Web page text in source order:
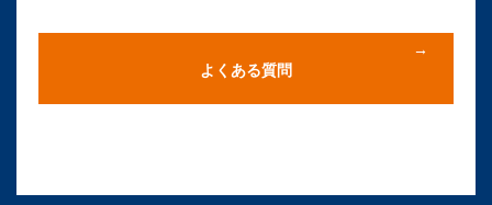
よくある質問